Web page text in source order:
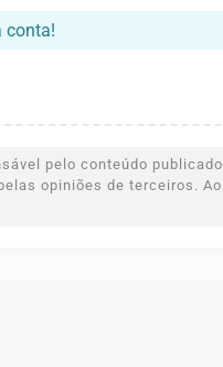
conta!
pelo conteúdo
opiniões de terceiros.